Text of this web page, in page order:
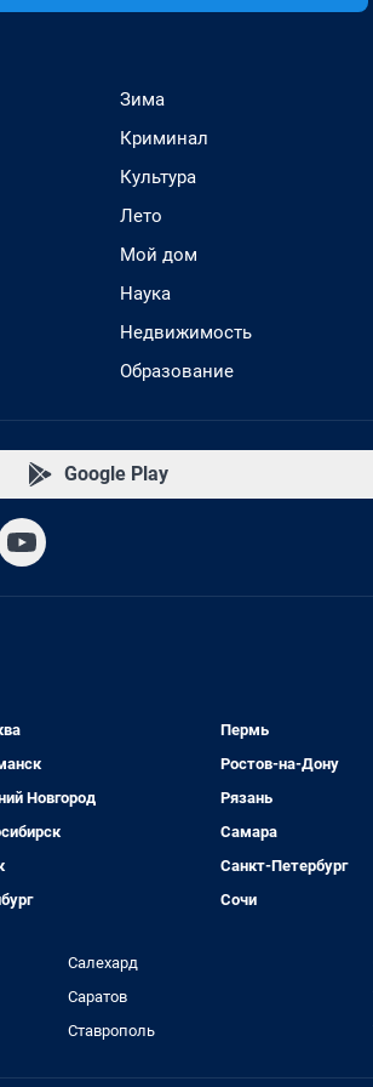
Зима
Криминал
Культура
Лето
Мой дом
Наука
Недвижимость
Образование
Google Play
Новгород
Пермь
Ростов-на-Дону
Рязань
Самара
Санкт-Петербург
Сочи
Салехард
Саратов
Ставрополь